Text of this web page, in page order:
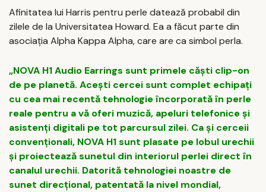
Afinitatea lui Harris pentru perle datează probabil din
zilele de la Universitatea Howard. Ea a făcut parte din
asociația Alpha Kappa Alpha, care are ca simbol perla.
„NOVA H1 Audio Earrings sunt primele căști clip-on
de pe planetă. Acești cercei sunt complet echipați
cu cea mai recentă tehnologie încorporată în perle
reale pentru a vă oferi muzică, apeluri telefonice și
asistenți digitali pe tot parcursul zilei. Ca și cerceii
convenționali, NOVA H1 sunt plasate pe lobul urechii
și proiectează sunetul din interiorul perlei direct în
canalul urechii. Datorită tehnologiei noastre de
sunet direcțional, patentată la nivel mondial,